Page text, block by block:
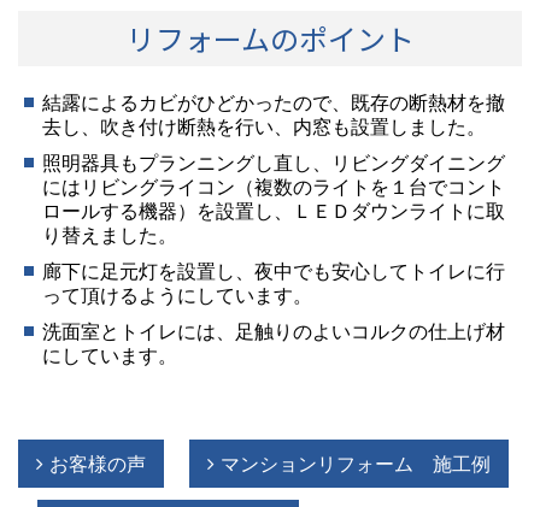
リフォームのポイント
結露によるカビがひどかったので、既存の断熱材を撤
去し、吹き付け断熱を行い、内窓も設置しました。
照明器具もプランニングし直し、リビングダイニング
にはリビングライコン（複数のライトを１台でコント
ロールする機器）を設置し、ＬＥＤダウンライトに取
り替えました。
廊下に足元灯を設置し、夜中でも安心してトイレに行
って頂けるようにしています。
洗面室とトイレには、足触りのよいコルクの仕上げ材
にしています。
お客様の声 マンションリフォーム 施工例